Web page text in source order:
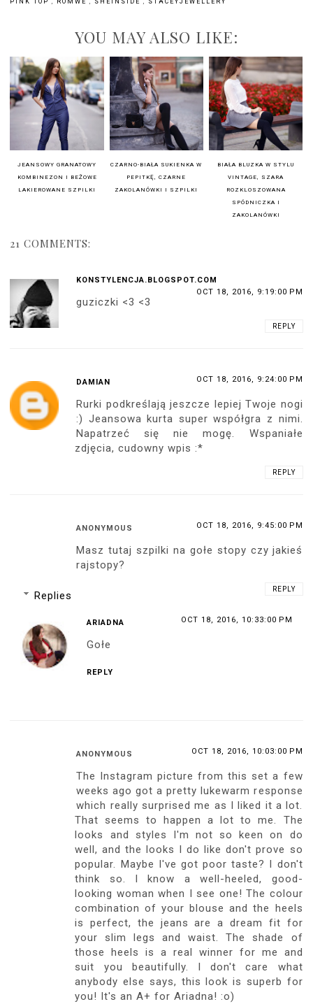
YOU MAY ALSO LIKE:
JEANSOWY GRANATOWY
KOMBINEZON I BEŻOWE
LAKIEROWANE SZPILKI
CZARNO-BIAŁA SUKIENKA W
PEPITKĘ, CZARNE
ZAKOLANÓWKI I SZPILKI
BIAŁA BLUZKA W STYLU
VINTAGE, SZARA
ROZKLOSZOWANA
SPÓDNICZKA I
ZAKOLANÓWKI
21 COMMENTS:
KONSTYLENCJA.BLOGSPOT.COM
OCT 18, 2016, 9:19:00 PM
guziczki <3 <3
REPLY
DAMIAN OCT 18, 2016, 9:24:00 PM
Rurki podkreślają jeszcze lepiej Twoje nogi
:) Jeansowa kurta super współgra z nimi.
Napatrzeć się nie mogę. Wspaniałe
zdjęcia, cudowny wpis :*
REPLY
ANONYMOUS OCT 18, 2016, 9:45:00 PM
Masz tutaj szpilki na gołe stopy czy jakieś
rajstopy?
REPLY
Replies
ARIADNA OCT 18, 2016, 10:33:00 PM
Gołe
REPLY
ANONYMOUS OCT 18, 2016, 10:03:00 PM
The Instagram picture from this set a few
weeks ago got a pretty lukewarm response
which really surprised me as I liked it a lot.
That seems to happen a lot to me. The
looks and styles I'm not so keen on do
well, and the looks I do like don't prove so
popular. Maybe I've got poor taste? I don't
think so. I know a well-heeled, good-
looking woman when I see one! The colour
combination of your blouse and the heels
is perfect, the jeans are a dream fit for
your slim legs and waist. The shade of
those heels is a real winner for me and
suit you beautifully. I don't care what
anybody else says, this look is superb for
you! It's an A+ for Ariadna! :o)